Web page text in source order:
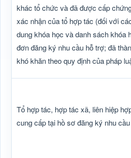
khác tổ chức và đã được cấp
xác nhận của tổ hợp tác (đối với
dung khóa học và danh sách
đơn đăng ký nhu cầu hỗ trợ; đã
khó khăn theo quy định của pháp
Tổ hợp tác, hợp tác xã, liên hiệp
cung cấp tại hồ sơ đăng ký nhu